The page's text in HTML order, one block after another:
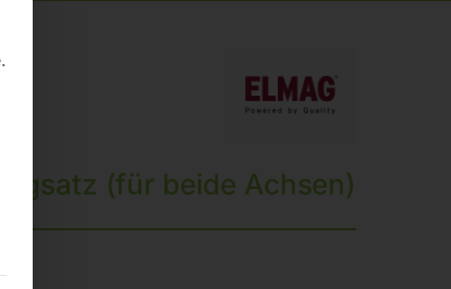
(für beide Achsen)